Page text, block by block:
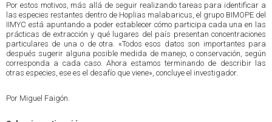
Por estos motivos, más allá de seguir realizando tareas para identificar a
las especies restantes dentro de Hoplias malabaricus, el grupo BIMOPE del
IIMYC está apuntando a poder establecer cómo participa cada una en las
prácticas de extracción y qué lugares del país presentan concentraciones
particulares de una o de otra. «Todos esos datos son importantes para
después sugerir alguna posible medida de manejo, o conservación, según
corresponda a cada caso. Ahora estamos terminando de describir las
otras especies, ese es el desafío que viene», concluye el investigador.
Por Miguel Faigón.